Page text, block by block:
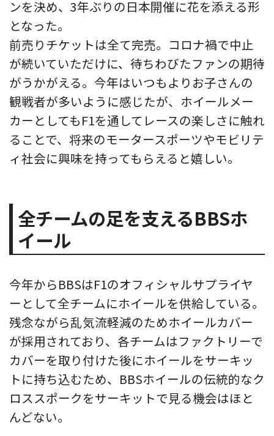
ンを決め、3年ぶりの日本開催に花を添える形
となった。
前売りチケットは全て完売。コロナ禍で中止
が続いていただけに、待ちわびたファンの期待
がうかがえる。今年はいつもよりお子さんの
観戦者が多いように感じたが、ホイールメー
カーとしてもF1を通してレースの楽しさに触れ
ることで、将来のモータースポーツやモビリテ
ィ社会に興味を持ってもらえると嬉しい。
全チームの足を支えるBBSホ
イール
今年からBBSはF1のオフィシャルサプライヤ
ーとして全チームにホイールを供給している。
残念ながら乱気流軽減のためホイールカバー
が採用されており、各チームはファクトリーで
カバーを取り付けた後にホイールをサーキッ
トに持ち込むため、BBSホイールの伝統的なク
ロススポークをサーキットで見る機会はほと
んどない。